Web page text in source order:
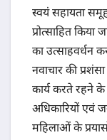
स्वयं सहायता
प्रोत्साहित किया
का उत्साहवर्धन
नवाचार की
कार्य करते रहने के
अधिकारियों एवं
महिलाओं के